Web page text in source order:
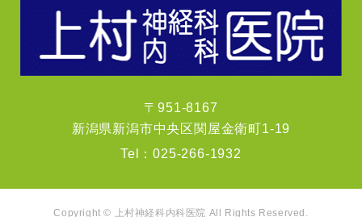
〒951-8167
新潟県新潟市中央区関屋金衛町1-19
Tel：025-266-1932
Copyright © 上村神経科内科医院 All Rights Reserved.